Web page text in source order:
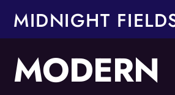
content
MIDNIGHT
MODERN